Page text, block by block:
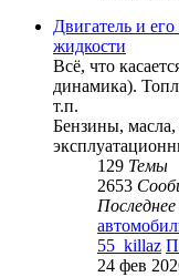
Двигатель и
жидкости
Всё, что
динамика).
т.п.
Бензины,
129 Темы
2653
55_killaz
24 фев